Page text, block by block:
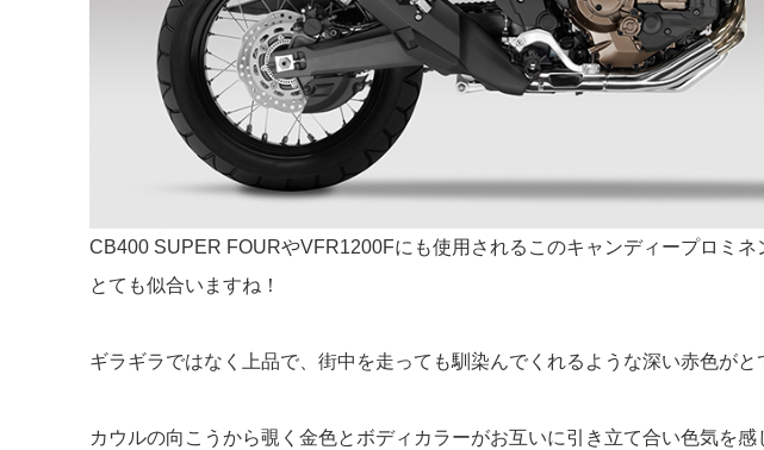
CB400 SUPER FOURやVFR1200Fにも使用されるこのキャンディープロミ
とても似合いますね！
ギラギラではなく上品で、街中を走っても馴染んでくれるような深い赤色がと
カウルの向こうから覗く金色とボディカラーがお互いに引き立て合い色気を